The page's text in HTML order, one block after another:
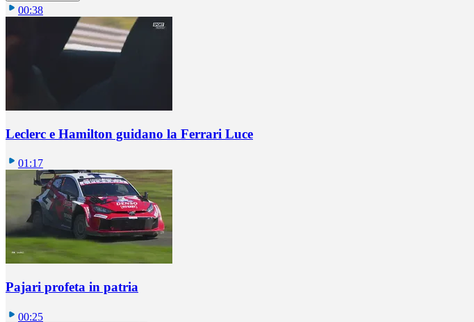
00:38
Leclerc e Hamilton guidano la Ferrari Luce
01:17
Pajari profeta in patria
00:25